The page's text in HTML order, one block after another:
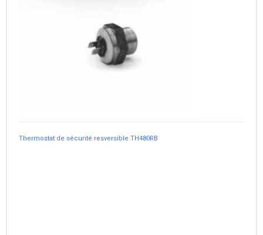
Thermostat de sécurité resversible TH480RB